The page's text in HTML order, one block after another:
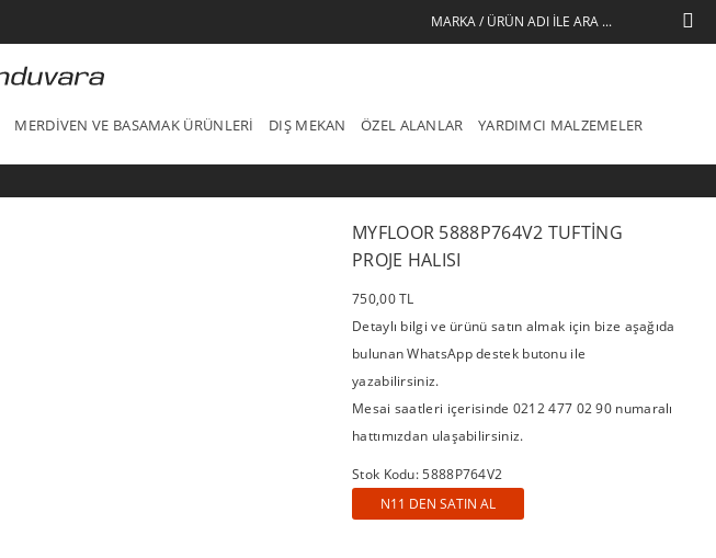
MERDIVEN VE BASAMAK ÜRÜNLERI DIŞ MEKAN ÖZEL ALANLAR YARDIMCI MALZEMELER
MYFLOOR 5888P764V2 TUFTING
PROJE HALISI
750,00 TL
Detaylı bilgi ve ürünü satın almak için bize aşağıda
bulunan WhatsApp destek butonu ile
yazabilirsiniz.
Mesai saatleri içerisinde 0212 477 02 90 numaralı
hattımızdan ulaşabilirsiniz.
Stok Kodu: 5888P764V2
N11 DEN SATIN AL